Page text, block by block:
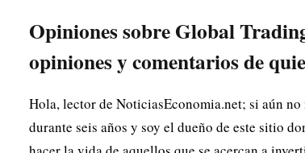
Opiniones sobre Global
opiniones y comentarios de
Hola, lector de NoticiasEconomia.net; si aún
durante seis años y soy el dueño de este sitio